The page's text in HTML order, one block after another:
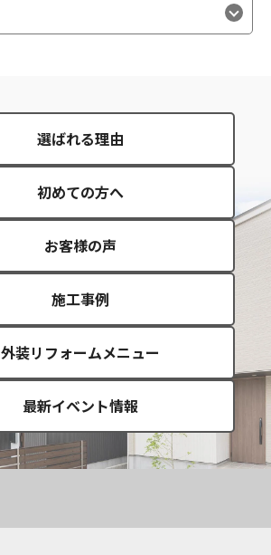
選ばれる理由
初めての方へ
お客様の声
施工事例
外装リフォームメニュー
最新イベント情報